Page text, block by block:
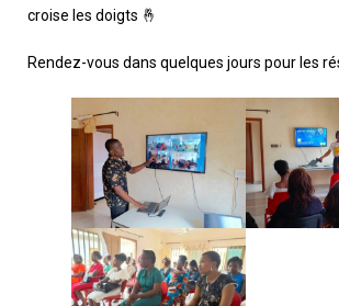
croise les doigts 🤞
Rendez-vous dans quelques jours pour les